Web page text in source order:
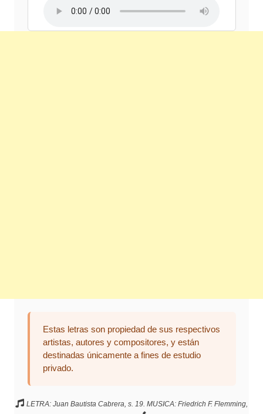
Estas letras son propiedad de sus respectivos
artistas, autores y compositores, y están
destinadas únicamente a fines de estudio
privado.
LETRA: Juan Bautista Cabrera, s. 19. MUSICA: Friedrich F. Flemming,